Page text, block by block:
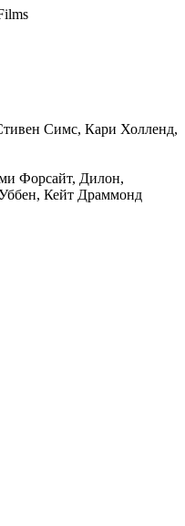
Симс, Кари Холленд,
Форсайт, Дилон,
, Кейт Драммонд